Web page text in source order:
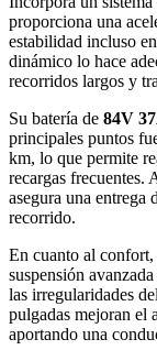
proporciona una
estabilidad incluso
dinámico lo hace
recorridos largos y
Su batería de 84V
principales puntos
km, lo que permite
recargas frecuentes.
asegura una entrega
recorrido.
En cuanto al
suspensión
las irregularidades
pulgadas mejoran el
aportando una